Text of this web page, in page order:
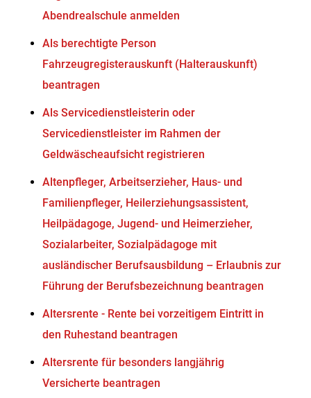
Abendrealschule anmelden
Als berechtigte Person
Fahrzeugregisterauskunft (Halterauskunft)
beantragen
Als Servicedienstleisterin oder
Servicedienstleister im Rahmen der
Geldwäscheaufsicht registrieren
Altenpfleger, Arbeitserzieher, Haus- und
Familienpfleger, Heilerziehungsassistent,
Heilpädagoge, Jugend- und Heimerzieher,
Sozialarbeiter, Sozialpädagoge mit
ausländischer Berufsausbildung – Erlaubnis zur
Führung der Berufsbezeichnung beantragen
Altersrente - Rente bei vorzeitigem Eintritt in
den Ruhestand beantragen
Altersrente für besonders langjährig
Versicherte beantragen